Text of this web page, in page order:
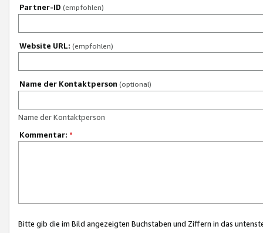
Partner-ID (empfohlen)
Website URL: (empfohlen)
Name der Kontaktperson (optional)
Name der Kontaktperson
Kommentar: *
Bitte gib die im Bild angezeigten Buchstaben und Ziffern in das